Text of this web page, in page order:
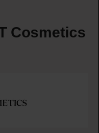
Cosmetics